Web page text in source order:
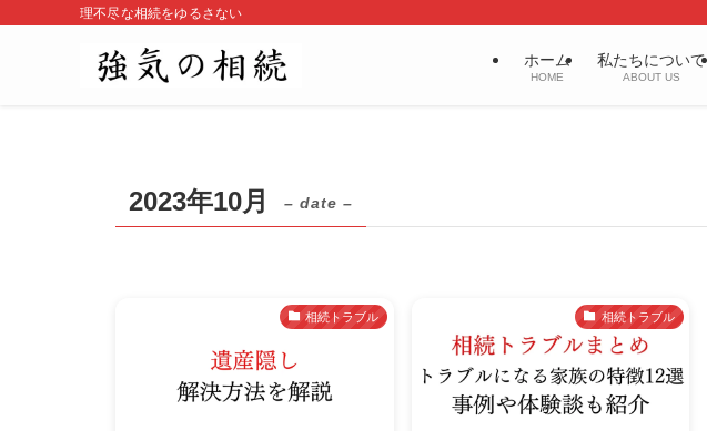
理不尽な相続をゆるさない
ホーム
HOME
私たちについて
ABOUT US
2023年10月 – date –
相続トラブル 相続トラブル